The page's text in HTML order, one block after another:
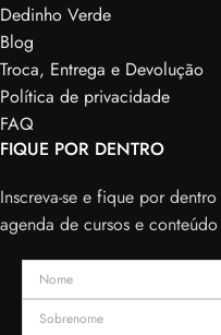
Dedinho Verde
Blog
Troca, Entrega e Devolução
Política de privacidade
FAQ
FIQUE POR DENTRO
Inscreva-se e fique por
agenda de cursos e